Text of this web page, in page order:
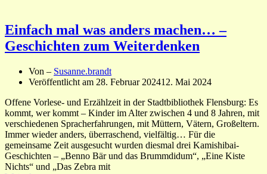
Einfach mal was anders machen… –
Geschichten zum Weiterdenken
Von – Susanne.brandt
Veröffentlicht am 28. Februar 202412. Mai 2024
Offene Vorlese- und Erzählzeit in der Stadtbibliothek Flensburg: Es
kommt, wer kommt – Kinder im Alter zwischen 4 und 8 Jahren, mit
verschiedenen Spracherfahrungen, mit Müttern, Vätern, Großeltern.
Immer wieder anders, überraschend, vielfältig… Für die
gemeinsame Zeit ausgesucht wurden diesmal drei Kamishibai-
Geschichten – „Benno Bär und das Brummdidum“, „Eine Kiste
Nichts“ und „Das Zebra mit